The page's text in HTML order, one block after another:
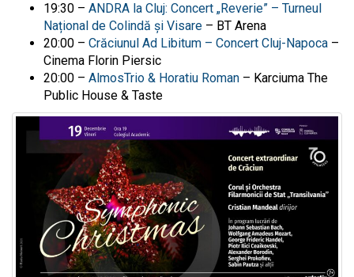
19:30 – ANDRA la Cluj: Concert „Reverie” – Turneul
Național de Colindă și Visare – BT Arena
20:00 – Crăciunul Ad Libitum – Concert Cluj-Napoca –
Cinema Florin Piersic
20:00 – AlmosTrio & Horatiu Roman – Karciuma The
Public House & Taste